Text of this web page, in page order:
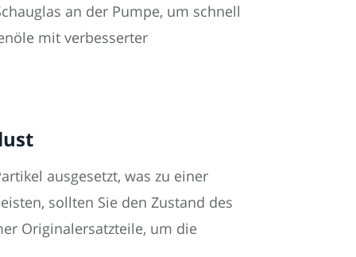
an der Pumpe, um schnell
mit verbesserter
ausgesetzt, was zu einer
sollten Sie den Zustand des
Originalersatzteile, um die